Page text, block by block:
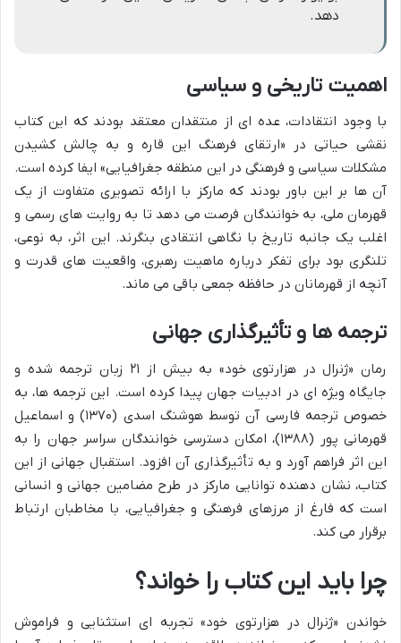
دهد.
اهمیت تاریخی و سیاسی
با وجود انتقادات، عده ای از منتقدان معتقد بودند که این کتاب
نقشی حیاتی در «ارتقای فرهنگ این قاره و به چالش کشیدن
مشکلات سیاسی و فرهنگی در این منطقه جغرافیایی» ایفا کرده است.
آن ها بر این باور بودند که مارکز با ارائه تصویری متفاوت از یک
قهرمان ملی، به خوانندگان فرصت می دهد تا به روایت های رسمی و
اغلب یک جانبه تاریخ با نگاهی انتقادی بنگرند. این اثر، به نوعی،
تلنگری بود برای تفکر درباره ماهیت رهبری، واقعیت های قدرت و
آنچه از قهرمانان در حافظه جمعی باقی می ماند.
ترجمه ها و تأثیرگذاری جهانی
رمان «ژنرال در هزارتوی خود» به بیش از ۲۱ زبان ترجمه شده و
جایگاه ویژه ای در ادبیات جهان پیدا کرده است. این ترجمه ها، به
خصوص ترجمه فارسی آن توسط هوشنگ اسدی (۱۳۷۰) و اسماعیل
قهرمانی پور (۱۳۸۸)، امکان دسترسی خوانندگان سراسر جهان را به
این اثر فراهم آورد و به تأثیرگذاری آن افزود. استقبال جهانی از این
کتاب، نشان دهنده توانایی مارکز در طرح مضامین جهانی و انسانی
است که فارغ از مرزهای فرهنگی و جغرافیایی، با مخاطبان ارتباط
برقرار می کند.
چرا باید این کتاب را خواند؟
خواندن «ژنرال در هزارتوی خود» تجربه ای استثنایی و فراموش